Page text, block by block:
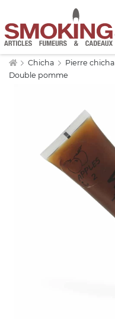
Chicha Pierre chicha
Double pomme